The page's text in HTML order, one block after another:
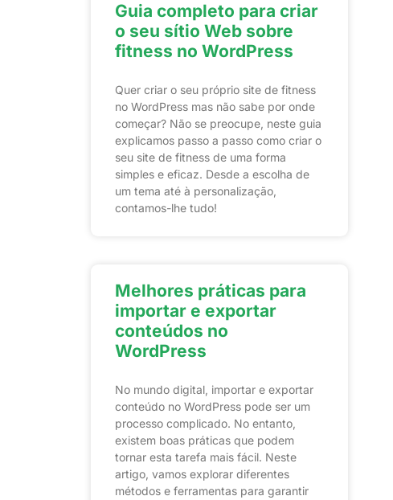
Guia completo para criar
o seu sítio Web sobre
fitness no WordPress
Quer criar o seu próprio site de fitness
no WordPress mas não sabe por onde
começar? Não se preocupe, neste guia
explicamos passo a passo como criar o
seu site de fitness de uma forma
simples e eficaz. Desde a escolha de
um tema até à personalização,
contamos-lhe tudo!
Melhores práticas para
importar e exportar
conteúdos no
WordPress
No mundo digital, importar e exportar
conteúdo no WordPress pode ser um
processo complicado. No entanto,
existem boas práticas que podem
tornar esta tarefa mais fácil. Neste
artigo, vamos explorar diferentes
métodos e ferramentas para garantir